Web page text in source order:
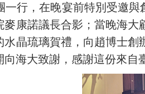
行，在晚宴前特別受邀與
麥康諾議長合影；當晚海大
水晶琉璃賀禮，向趙博士
向海大致謝，感謝這份來自